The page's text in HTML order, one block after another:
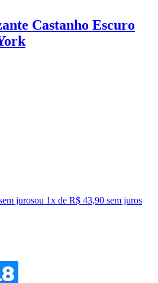
Castanho Escuro
jurosou 1x de R$ 43,90 sem juros